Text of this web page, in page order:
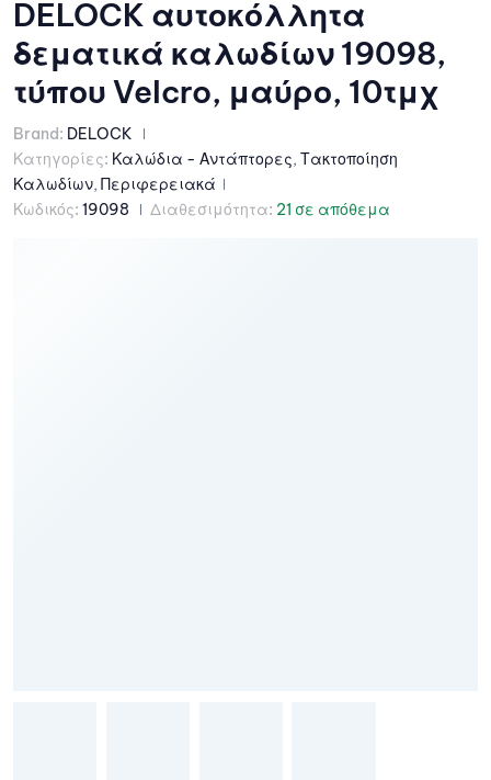
DELOCK αυτοκόλλητα
δεματικά καλωδίων 19098,
τύπου Velcro, μαύρο, 10τμχ
Brand: DELOCK
Κατηγορίες: Καλώδια - Αντάπτορες, Τακτοποίηση
Καλωδίων, Περιφερειακά
Κωδικός: 19098 Διαθεσιμότητα: 21 σε απόθεμα